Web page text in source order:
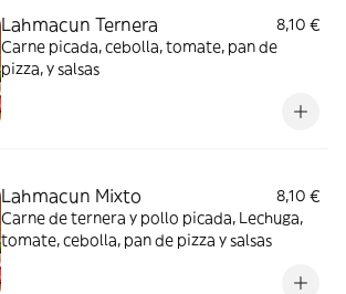
Lahmacun Ternera
8,10 €
Carne picada, cebolla, tomate, pan de
pizza, y salsas
Lahmacun Mixto
8,10 €
Carne de ternera y pollo picada, Lechuga,
tomate, cebolla, pan de pizza y salsas